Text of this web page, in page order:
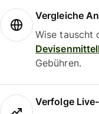
Vergleiche
Wise tauscht
Gebühren.
Verfolge